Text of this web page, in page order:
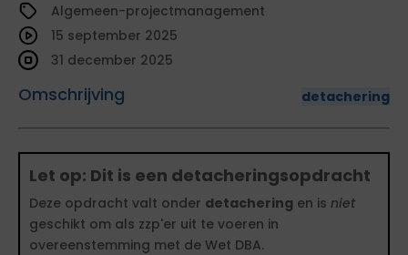
Algemeen-projectmanagement
Omschrijving detachering
15 september 2025
31 december 2025
Let op: Dit is een detacheringsopdracht
Deze opdracht valt onder detachering en is niet
geschikt om als zzp'er uit te voeren in
overeenstemming met de Wet DBA.